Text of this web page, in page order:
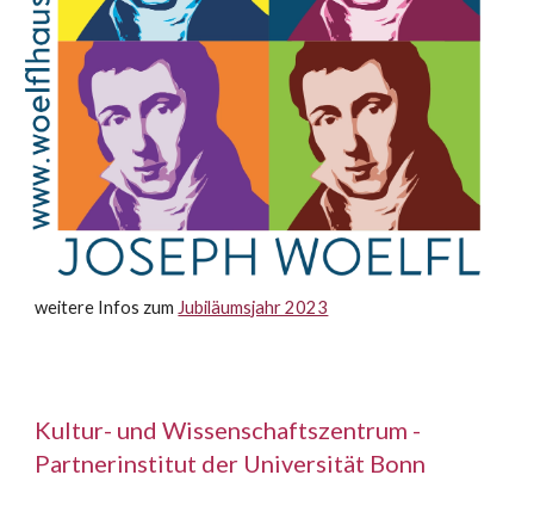
weitere Infos zumJubiläumsjahr 2023
Kultur- und Wissenschaftszentrum -
Partnerinstitut der Universität Bonn